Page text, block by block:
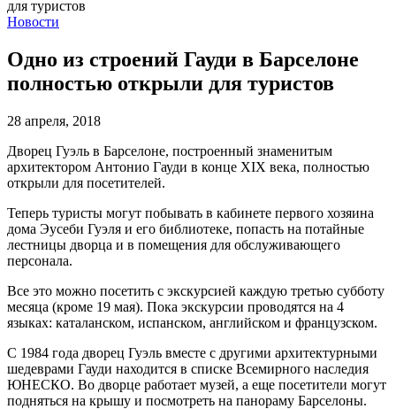
Новости
Одно из строений Гауди в Барселоне
полностью открыли для туристов
28 апреля, 2018
Дворец Гуэль в Барселоне, построенный знаменитым
архитектором Антонио Гауди в конце XIX века, полностью
открыли для посетителей.
Теперь туристы могут побывать в кабинете первого хозяина
дома Эусеби Гуэля и его библиотеке, попасть на потайные
лестницы дворца и в помещения для обслуживающего
персонала.
Все это можно посетить с экскурсией каждую третью субботу
месяца (кроме 19 мая). Пока экскурсии проводятся на 4
языках: каталанском, испанском, английском и французском.
С 1984 года дворец Гуэль вместе с другими архитектурными
шедеврами Гауди находится в списке Всемирного наследия
ЮНЕСКО. Во дворце работает музей, а еще посетители могут
подняться на крышу и посмотреть на панораму Барселоны.